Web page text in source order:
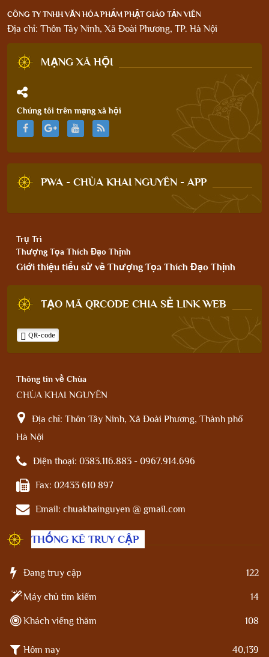
CÔNG TY TNHH VĂN HÓA PHẨM PHẬT GIÁO TẢN VIÊN
Địa chỉ: Thôn Tây Ninh, Xã Đoài Phương, TP. Hà Nội
MẠNG XÃ HỘI
Chúng tôi trên mạng xã hội
PWA - CHÙA KHAI NGUYÊN - APP
Trụ Trì
Thượng Tọa Thích Đạo Thịnh
Giới thiệu tiểu sử về Thượng Tọa Thích Đạo Thịnh
TẠO MÃ QRCODE CHIA SẺ LINK WEB
QR-code
Thông tin về Chùa
CHÙA KHAI NGUYÊN
Địa chỉ: Thôn Tây Ninh, Xã Đoài Phương, Thành phố
Hà Nội
Điện thoại: 0383.116.883 - 0967.914.696
Fax: 02433 610 897
Email: chuakhainguyen @ gmail.com
THỐNG KÊ TRUY CẬP
Đang truy cập 122
Máy chủ tìm kiếm 14
Khách viếng thăm 108
Hôm nay 40,139